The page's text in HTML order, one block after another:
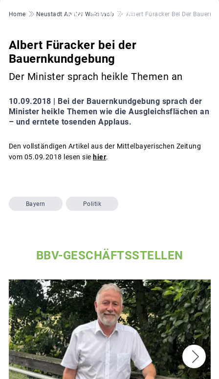
Pfadnavigation
Home Neustadt An Der Waldnaab Albert Füracker Bei Der
Albert Füracker bei der
Bauernkundgebung
Der Minister sprach heikle Themen an
10.09.2018 | Bei der Bauernkundgebung sprach der
Minister heikle Themen wie die Ausgleichsflächen an
– und erntete tosenden Applaus.
Den vollständigen Artikel aus der Mittelbayerischen Zeitung
vom 05.09.2018 lesen sie hier.
Bayern Politik
BBV-GESCHÄFTSSTELLEN